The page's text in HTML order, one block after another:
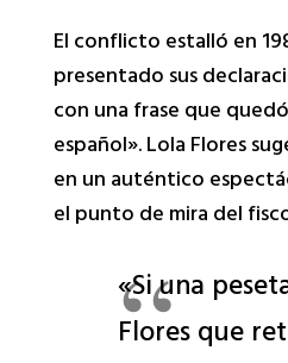
El conflicto estalló en
presentado sus
con una frase que
español». Lola Flores
en un auténtico
el punto de mira del
«Si una
Flores que